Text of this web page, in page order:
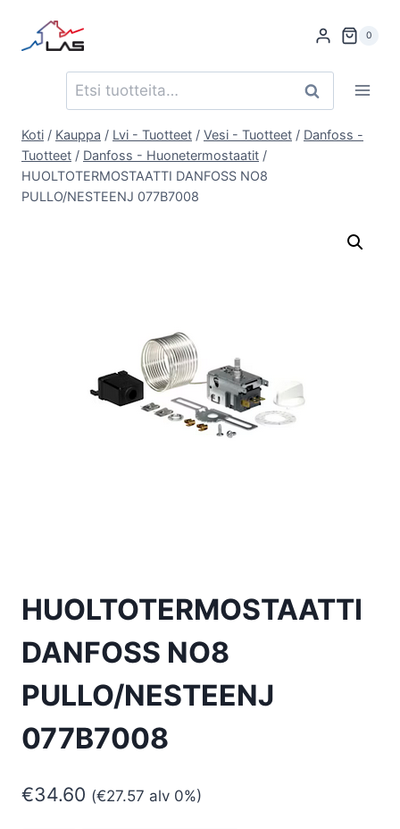
sisältöön
0
Etsi: Haku
Koti / Kauppa / Lvi - Tuotteet / Vesi - Tuotteet / Danfoss -
Tuotteet / Danfoss - Huonetermostaatit /
HUOLTOTERMOSTAATTI DANFOSS NO8
PULLO/NESTEENJ 077B7008
HUOLTOTERMOSTAATTI
DANFOSS NO8
PULLO/NESTEENJ
077B7008
€34.60 (€27.57 alv 0%)